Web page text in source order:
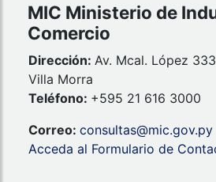
MIC Ministerio de
Comercio
Dirección: Av. Mcal. López
Villa Morra
Teléfono: +595 21 616 3000
Correo: consultas@mic.gov.py
Acceda al Formulario de